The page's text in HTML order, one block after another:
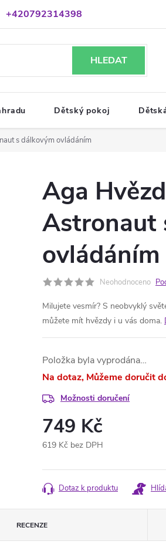
+420792314398
HLEDAT
Dětský pokoj
s dálkovým ovládáním
Aga
Astronaut
ovládáním
Neohodnoceno
Milujete vesmír? S neobvyklý
můžete mít hvězdy i u vás doma.
Položka byla vyprodána…
Na dotaz
Možnosti doručení
749 Kč
619 Kč bez DPH
cena:
Dotaz k produktu
RECENZE